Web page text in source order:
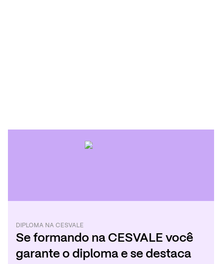
DIPLOMA NA CESVALE
Se formando na CESVALE você
garante o diploma e se destaca